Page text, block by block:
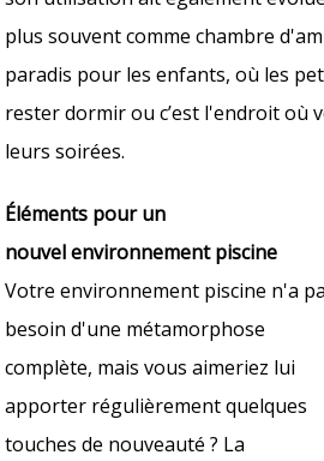
plus souvent comme chambre
paradis pour les enfants, où les
rester dormir ou c’est l'endroit où
leurs soirées.
Éléments pour un
nouvel environnement piscine
Votre environnement piscine n'a
besoin d'une métamorphose
complète, mais vous aimeriez lui
apporter régulièrement quelques
touches de nouveauté ? La